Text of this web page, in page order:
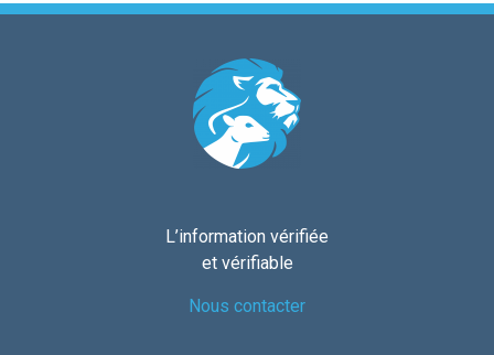
L’information vérifiée
et vérifiable
Nous contacter